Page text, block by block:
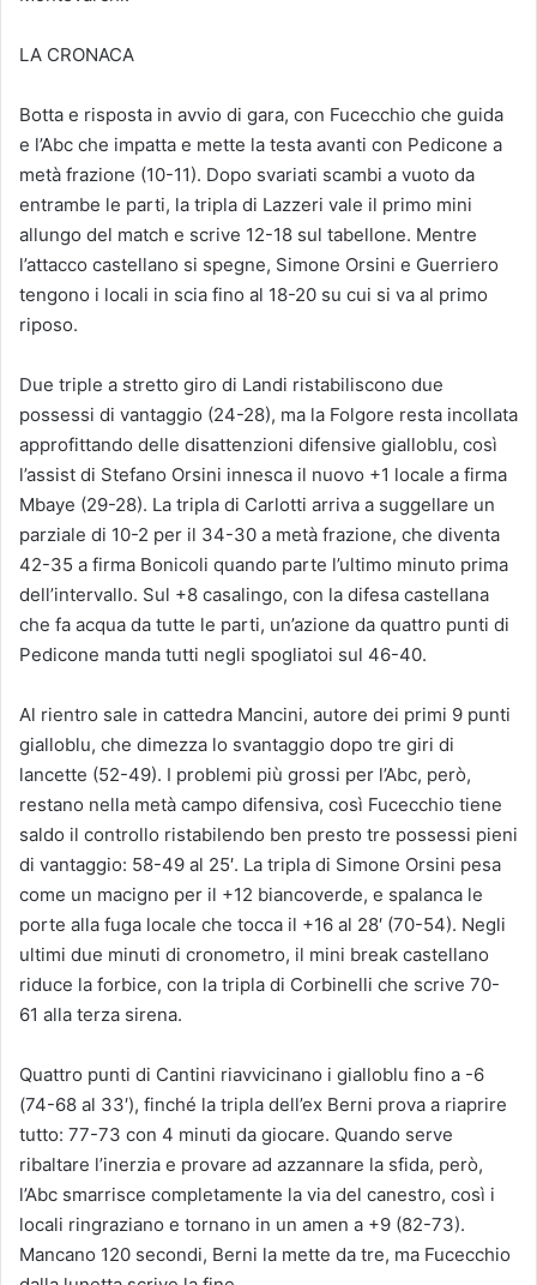
LA CRONACA
Botta e risposta in avvio di gara, con Fucecchio che guida
e l’Abc che impatta e mette la testa avanti con Pedicone a
metà frazione (10-11). Dopo svariati scambi a vuoto da
entrambe le parti, la tripla di Lazzeri vale il primo mini
allungo del match e scrive 12-18 sul tabellone. Mentre
l’attacco castellano si spegne, Simone Orsini e Guerriero
tengono i locali in scia fino al 18-20 su cui si va al primo
riposo.
Due triple a stretto giro di Landi ristabiliscono due
possessi di vantaggio (24-28), ma la Folgore resta incollata
approfittando delle disattenzioni difensive gialloblu, così
l’assist di Stefano Orsini innesca il nuovo +1 locale a firma
Mbaye (29-28). La tripla di Carlotti arriva a suggellare un
parziale di 10-2 per il 34-30 a metà frazione, che diventa
42-35 a firma Bonicoli quando parte l’ultimo minuto prima
dell’intervallo. Sul +8 casalingo, con la difesa castellana
che fa acqua da tutte le parti, un’azione da quattro punti di
Pedicone manda tutti negli spogliatoi sul 46-40.
Al rientro sale in cattedra Mancini, autore dei primi 9 punti
gialloblu, che dimezza lo svantaggio dopo tre giri di
lancette (52-49). I problemi più grossi per l’Abc, però,
restano nella metà campo difensiva, così Fucecchio tiene
saldo il controllo ristabilendo ben presto tre possessi pieni
di vantaggio: 58-49 al 25′. La tripla di Simone Orsini pesa
come un macigno per il +12 biancoverde, e spalanca le
porte alla fuga locale che tocca il +16 al 28′ (70-54). Negli
ultimi due minuti di cronometro, il mini break castellano
riduce la forbice, con la tripla di Corbinelli che scrive 70-
61 alla terza sirena.
Quattro punti di Cantini riavvicinano i gialloblu fino a -6
(74-68 al 33′), finché la tripla dell’ex Berni prova a riaprire
tutto: 77-73 con 4 minuti da giocare. Quando serve
ribaltare l’inerzia e provare ad azzannare la sfida, però,
l’Abc smarrisce completamente la via del canestro, così i
locali ringraziano e tornano in un amen a +9 (82-73).
Mancano 120 secondi, Berni la mette da tre, ma Fucecchio